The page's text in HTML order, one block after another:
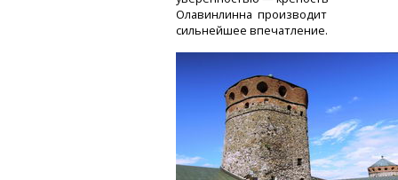
Олавинлинна производит
сильнейшее впечатление.